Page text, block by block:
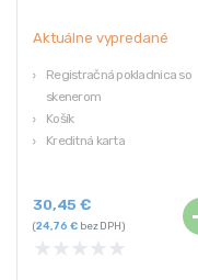
Aktuálne vypredané
Registračná pokladnica so
skenerom
Košík
Kreditná karta
30,45€
(24,76€bez DPH)
★ ★ ★ ★ ★